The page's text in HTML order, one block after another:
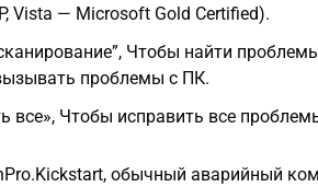
Vista — Microsoft Gold Certified).
Чтобы найти
проблемы с ПК.
все», Чтобы исправить все
обычный аварийный